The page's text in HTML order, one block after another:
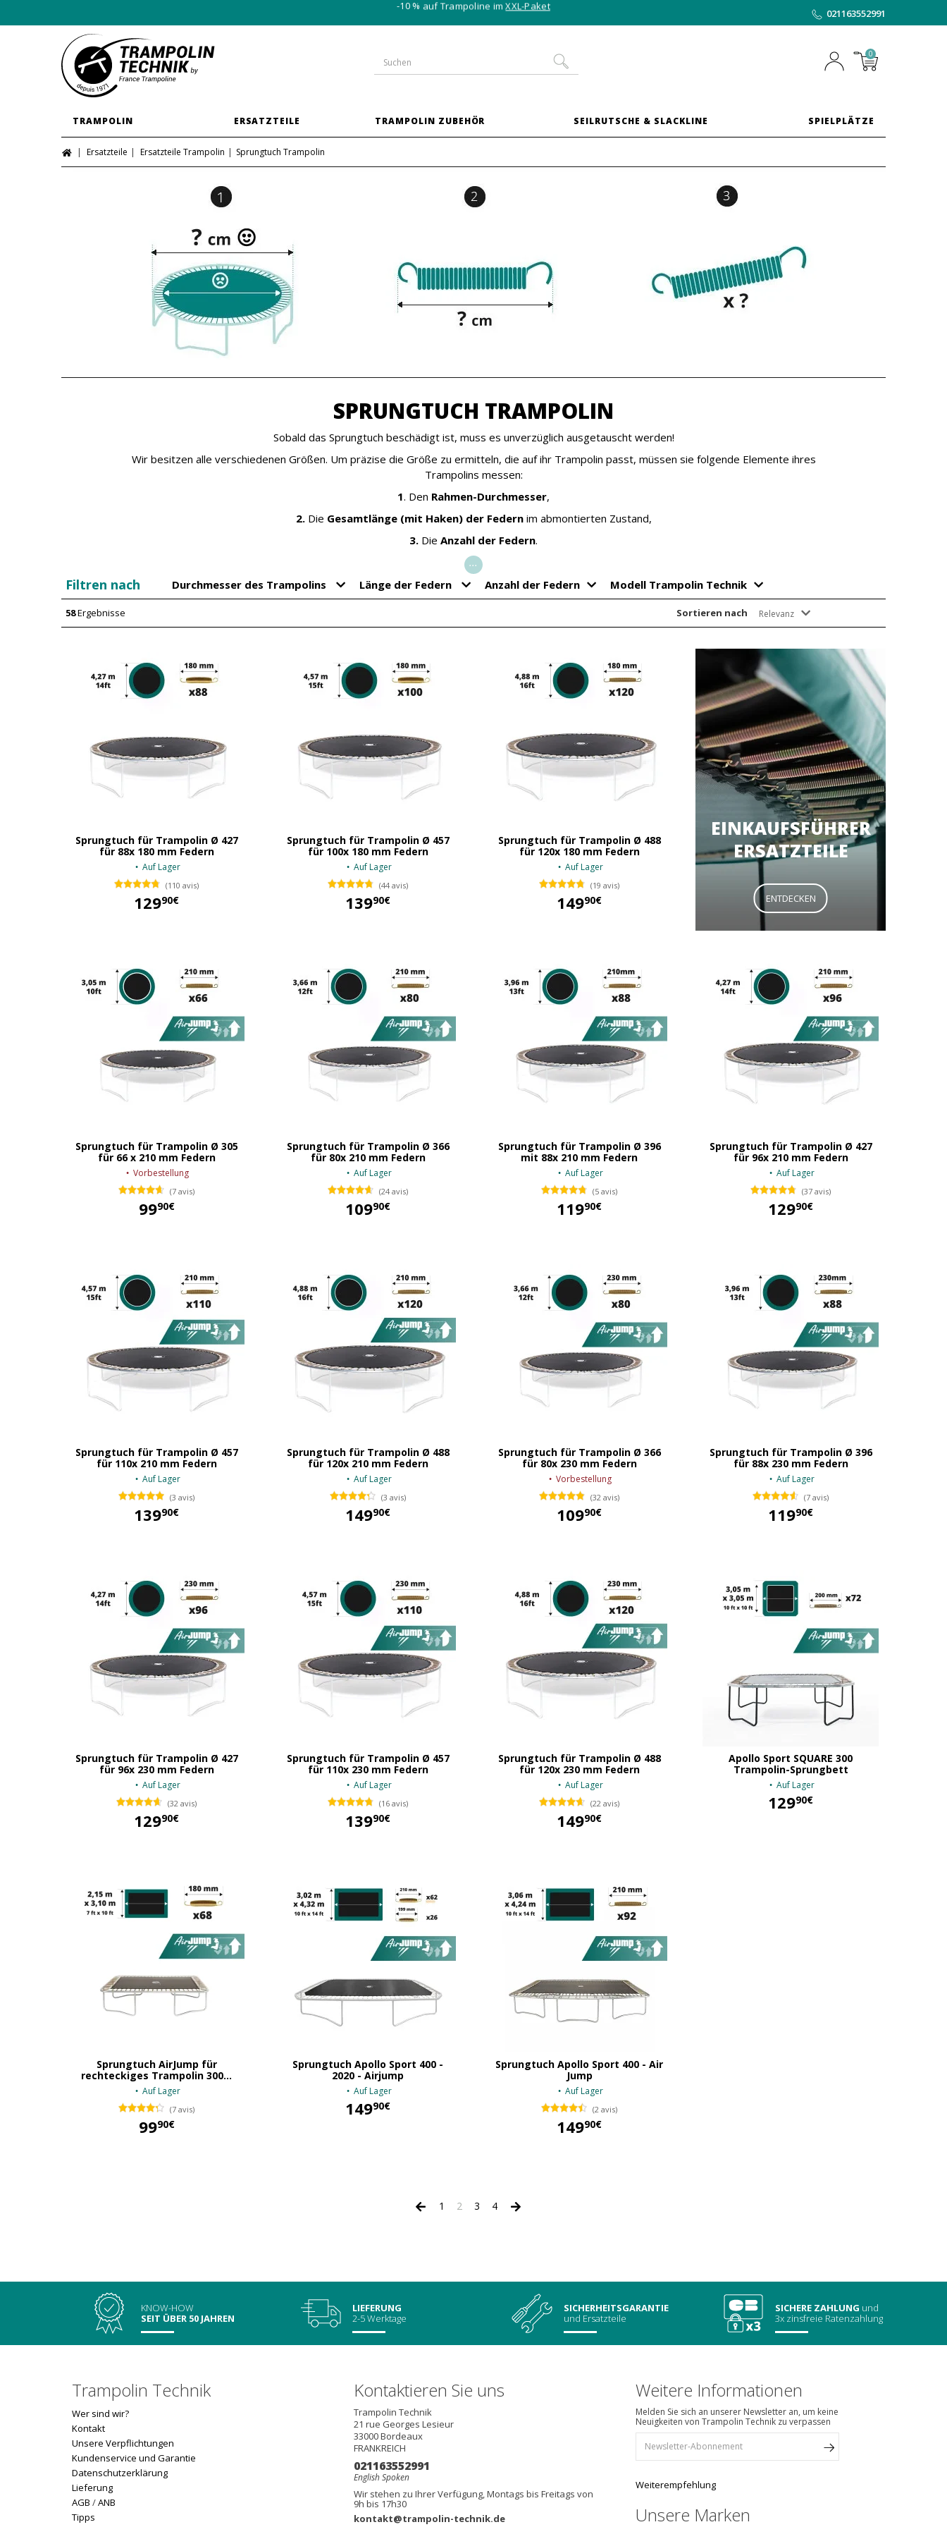
-10 % auf Trampoline imXXL-Paket 021163552991
0
TRAMPOLIN ERSATZTEILE TRAMPOLIN ZUBEHÖR SEILRUTSCHE & SLACKLINE SPIELPLÄTZE
Ersatzteile Ersatzteile Trampolin Sprungtuch Trampolin
SPRUNGTUCH TRAMPOLIN
Sobald das Sprungtuch beschädigt ist, muss es unverzüglich ausgetauscht werden!
Wir besitzen alle verschiedenen Größen. Um präzise die Größe zu ermitteln, die auf ihr Trampolin passt, müssen sie folgende Elemente ihres
Trampolins messen:
1. Den Rahmen-Durchmesser,
2.Die Gesamtlänge (mit Haken) der Federnim abmontierten Zustand,
3. Die Anzahl der Federn.
...
Filtren nach Durchmesser des Trampolins Länge der Federn Anzahl der Federn Modell Trampolin Technik
58Ergebnisse Sortieren nach Relevanz
Sprungtuch für Trampolin Ø 427
für 88x 180 mm Federn
Auf Lager
(110 avis)
12990€
Sprungtuch für Trampolin Ø 457
für 100x 180 mm Federn
Auf Lager
(44 avis)
13990€
Sprungtuch für Trampolin Ø 488
für 120x 180 mm Federn
Auf Lager
(19 avis)
14990€
EINKAUFSFÜHRER
ERSATZTEILE
ENTDECKEN
Sprungtuch für Trampolin Ø 305
für 66 x 210 mm Federn
Vorbestellung
(7 avis)
9990€
Sprungtuch für Trampolin Ø 366
für 80x 210 mm Federn
Auf Lager
(24 avis)
10990€
Sprungtuch für Trampolin Ø 396
mit 88x 210 mm Federn
Auf Lager
(5 avis)
11990€
Sprungtuch für Trampolin Ø 427
für 96x 210 mm Federn
Auf Lager
(37 avis)
12990€
Sprungtuch für Trampolin Ø 457
für 110x 210 mm Federn
Auf Lager
(3 avis)
13990€
Sprungtuch für Trampolin Ø 488
für 120x 210 mm Federn
Auf Lager
(3 avis)
14990€
Sprungtuch für Trampolin Ø 366
für 80x 230 mm Federn
Vorbestellung
(32 avis)
10990€
Sprungtuch für Trampolin Ø 396
für 88x 230 mm Federn
Auf Lager
(7 avis)
11990€
Sprungtuch für Trampolin Ø 427
für 96x 230 mm Federn
Auf Lager
(32 avis)
12990€
Sprungtuch für Trampolin Ø 457
für 110x 230 mm Federn
Auf Lager
(16 avis)
13990€
Sprungtuch für Trampolin Ø 488
für 120x 230 mm Federn
Auf Lager
(22 avis)
14990€
Apollo Sport SQUARE 300
Trampolin-Sprungbett
Auf Lager
12990€
Sprungtuch AirJump für
rechteckiges Trampolin 300...
Auf Lager
(7 avis)
9990€
Sprungtuch Apollo Sport 400 -
2020 - Airjump
Auf Lager
14990€
Sprungtuch Apollo Sport 400 - Air
Jump
Auf Lager
(2 avis)
14990€
1 2 3 4
KNOW-HOW
SEIT ÜBER 50 JAHREN
LIEFERUNG
2-5 Werktage
SICHERHEITSGARANTIE
und Ersatzteile
SICHERE ZAHLUNG und
3x zinsfreie Ratenzahlung
Trampolin Technik
Wer sind wir?
Kontakt
Unsere Verpflichtungen
Kundenservice und Garantie
Datenschutzerklärung
Lieferung
AGB /ANB
Tipps
Kontaktieren Sie uns
Trampolin Technik
21 rue Georges Lesieur
33000Bordeaux
FRANKREICH
021163552991
English Spoken
Wir stehen zu Ihrer Verfügung, Montags bis Freitags von
9h bis 17h30
kontakt@trampolin-technik.de
Weitere Informationen
Melden Sie sich an unserer Newsletter an, um keine
Neuigkeiten von Trampolin Technik zu verpassen
Weiterempfehlung
Unsere Marken